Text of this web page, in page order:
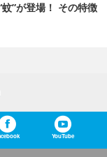
蚊”が登場！ その特徴
YouTube